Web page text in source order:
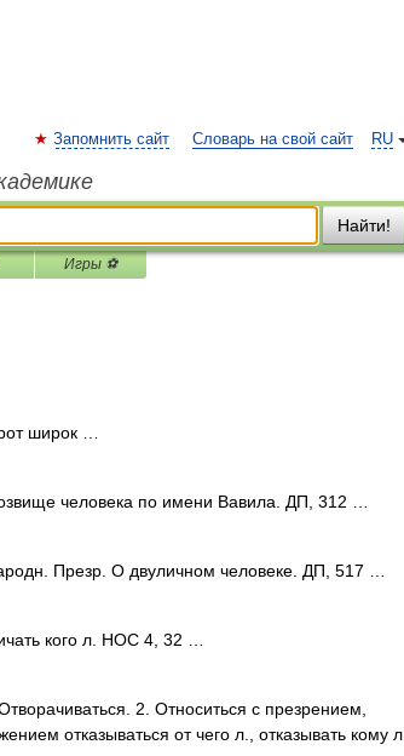
RU
Запомнить сайт Словарь на свой сайт
Найти!
Игры ⚽
широк …
человека по имени Вавила. ДП, 312 …
Презр. О двуличном человеке. ДП, 517 …
кого л. НОС 4, 32 …
2. Относиться с презрением,
отказываться от чего л., отказывать кому л.